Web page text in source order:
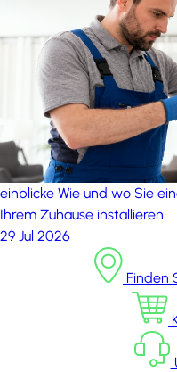
einblicke Wie und wo Sie
Ihrem Zuhause installieren
29 Jul 2026
Finden